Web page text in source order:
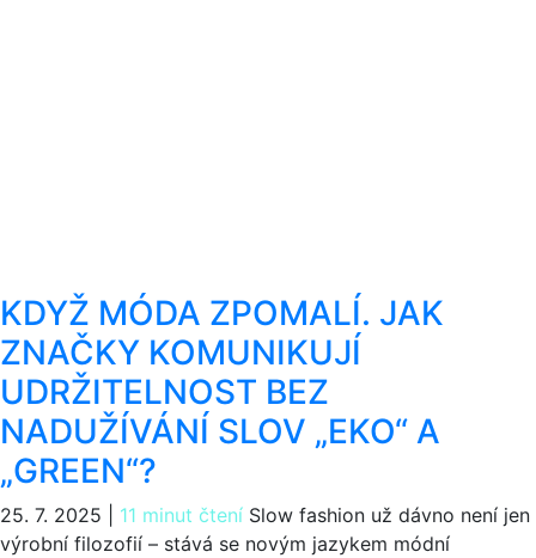
KDYŽ MÓDA ZPOMALÍ. JAK
ZNAČKY KOMUNIKUJÍ
UDRŽITELNOST BEZ
NADUŽÍVÁNÍ SLOV „EKO“ A
„GREEN“?
25. 7. 2025 11 minut čtení Slow fashion už dávno není jen
výrobní filozofií – stává se novým jazykem módní